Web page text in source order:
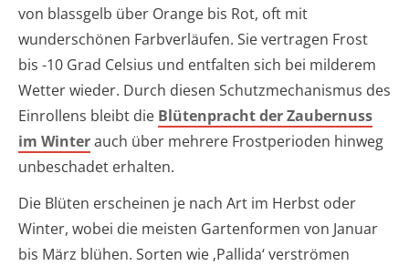
von blassgelb über Orange bis Rot, oft mit
wunderschönen Farbverläufen. Sie vertragen Frost
bis -10 Grad Celsius und entfalten sich bei milderem
Wetter wieder. Durch diesen Schutzmechanismus des
Einrollens bleibt die Blütenpracht der Zaubernuss
im Winterauch über mehrere Frostperioden hinweg
unbeschadet erhalten.
Die Blüten erscheinen je nach Art im Herbst oder
Winter, wobei die meisten Gartenformen von Januar
bis März blühen. Sorten wie ‚Pallida‘ verströmen